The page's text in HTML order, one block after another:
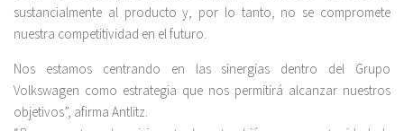
sustancialmente al producto y, por lo tanto, no se compromete
nuestra competitividad en el futuro.
Nos estamos centrando en las sinergias dentro del Grupo
Volkswagen como estrategia que nos permitirá alcanzar nuestros
objetivos”, afirma Antlitz.